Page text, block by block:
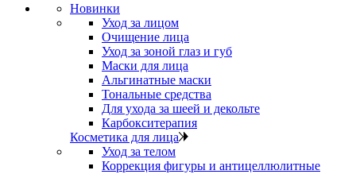
Новинки
Уход за лицом
Очищение лица
Уход за зоной глаз и губ
Маски для лица
Альгинатные маски
Тональные средства
Для ухода за шеей и декольте
Карбокситерапия
Косметика для лица
Уход за телом
Коррекция фигуры и антицеллюлитные